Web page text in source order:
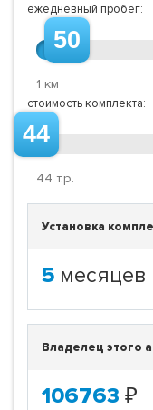
ежедневный пробег:
50
1 км
стоимость комплекта:
44
44 т.р.
Установка
5 месяцев
Владелец этого
106763 ₽